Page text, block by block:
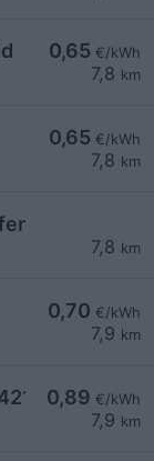
0,65 €/kWh
7,8 km
0,65 €/kWh
7,8 km
7,8 km
0,70 €/kWh
7,9 km
0,89 €/kWh
7,9 km